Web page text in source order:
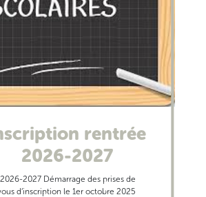
rentrée
2026-2027
2027 Démarrage des prises de
d’inscription le 1er octobre 2025